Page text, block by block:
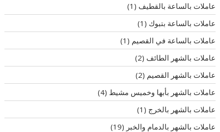
عاملات بالساعة بالقطيف (1)
عاملات بالساعة بتبوك (1)
عاملات بالساعة في القصيم (1)
عاملات بالشهر الطائف (2)
عاملات بالشهر القصيم (2)
عاملات بالشهر بأبها وخميس مشيط (4)
عاملات بالشهر بالخرج (1)
عاملات بالشهر بالدمام والخبر (19)